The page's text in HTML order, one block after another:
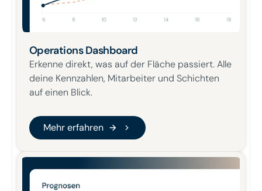
Operations Dashboard
Erkenne direkt, was auf der Fläche passiert. Alle
deine Kennzahlen, Mitarbeiter und Schichten
auf einen Blick.
Mehr erfahren
Mehr erfahren